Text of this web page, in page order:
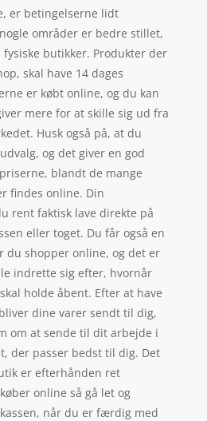
er betingelserne lidt
områder er bedre stillet,
butikker. Produkter der
skal have 14 dages
er købt online, og du kan
mere for at skille sig ud fra
Husk også på, at du
og det giver en god
blandt de mange
findes online. Din
rent faktisk lave direkte på
eller toget. Du får også en
du shopper online, og det er
indrette sig efter, hvornår
holde åbent. Efter at have
dine varer sendt til dig,
om at sende til dit arbejde i
der passer bedst til dig. Det
er efterhånden ret
online så gå let og
når du er færdig med